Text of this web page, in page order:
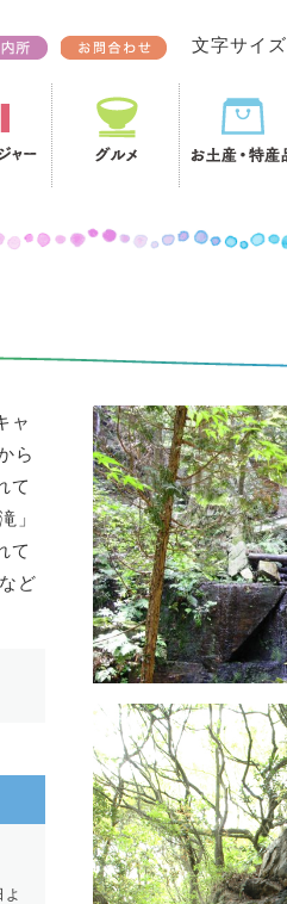
文字サイズ
ャ
ら
て
」
て
ど